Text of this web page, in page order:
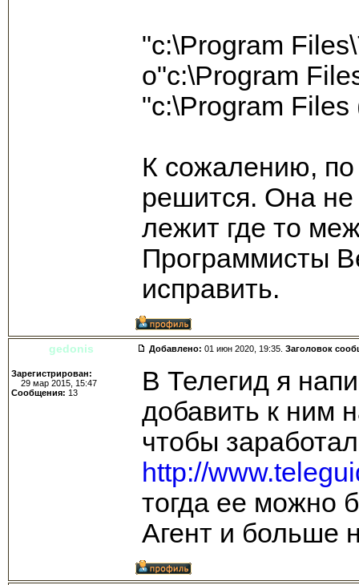
"c:\Program
o"c:\Program
"c:\Program
К сожалению,
решится. Она не
лежит где то
Программисты
исправить.
gedonis Добавлено: 01 июн 2020, 19:35. Заголовок
Зарегистрирован:
29 мар 2015, 15:47
Сообщения: 13
В Телегид я
добавить к ним
чтобы
http://
тогда ее можно
Агент и больше